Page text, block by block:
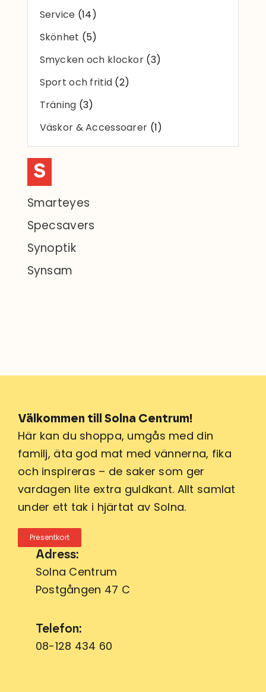
Service (14)
Skönhet (5)
Smycken och klockor(3)
Sport och fritid (2)
Träning (3)
Väskor & Accessoarer (1)
S
Smarteyes
Specsavers
Synoptik
Synsam
Välkommen till Solna Centrum!
Här kan du shoppa, umgås med din
familj, äta god mat med vännerna, fika
och inspireras – de saker som ger
vardagen lite extra guldkant. Allt samlat
under ett tak i hjärtat av Solna.
Presentkort
Adress:
Solna Centrum
Postgången 47 C
Telefon:
08-128 434 60